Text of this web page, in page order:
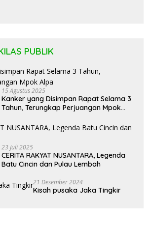
PUBLIK
15 Agustus 2025
Kanker yang Disimpan Rapat Selama 3
Tahun, Terungkap Perjuangan Mpok
23 Juli 2025
CERITA RAKYAT NUSANTARA, Legenda
Batu Cincin dan Pulau Lembah
21 Desember 2024
Kisah pusaka Jaka Tingkir